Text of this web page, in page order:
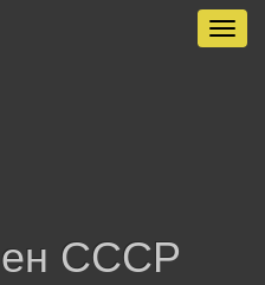
СССР